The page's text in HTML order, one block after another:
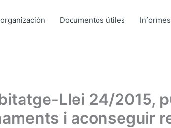
Documentos útiles Informes
Llei 24/2015,
i aconseguir